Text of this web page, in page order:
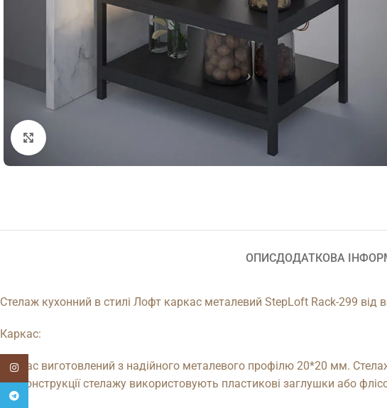
ОПИСДОДАТКОВА
Стелаж кухонний в стилі Лофт каркас металевий StepLoft Rack-299 від
Каркас:
Каркас виготовлений з надійного металевого профілю 20*20 мм.
від конструкції стелажу використовують пластикові заглушки або
Instagram